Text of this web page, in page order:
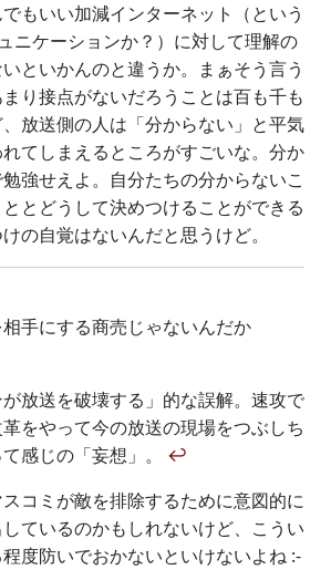
もいい加減インターネット（という
ニケーションか？）に対して理解の
といかんのと違うか。まぁそう言う
り接点がないだろうことは百も千も
放送側の人は「分からない」と平気
てしまえるところがすごいな。分か
強せえよ。自分たちの分からないこ
とどうして決めつけることができる
の自覚はないんだと思うけど。
手にする商売じゃないんだか
が放送を破壊する」的な誤解。速攻で
をやって今の放送の現場をつぶしち
感じの「妄想」。 ↩
コミが敵を排除するために意図的に
ているのかもしれないけど、こうい
度防いでおかないといけないよね :-